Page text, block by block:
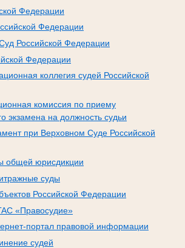
Федерации
Федерации
Российской Федерации
Федерации
коллегия судей Российской
комиссия по приему
экзамена на должность судьи
при Верховном Суде Российской
общей юрисдикции
суды
Российской Федерации
«Правосудие»
портал правовой информации
судей